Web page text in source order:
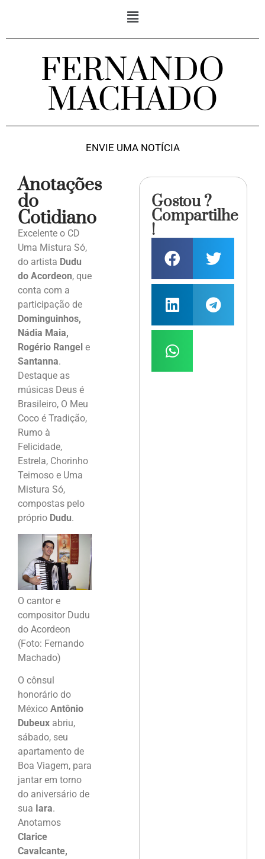
FERNANDO
MACHADO
ENVIE UMA NOTÍCIA
Anotações
do
Cotidiano
Excelente o CD
Uma Mistura Só,
do artista Dudu
do Acordeon, que
conta com a
participação de
Dominguinhos,
Nádia Maia,
Rogério Rangel e
Santanna.
Destaque as
músicas Deus é
Brasileiro, O Meu
Coco é Tradição,
Rumo à
Felicidade,
Estrela, Chorinho
Teimoso e Uma
Mistura Só,
compostas pelo
próprio Dudu.
O cantor e
compositor Dudu
do Acordeon
(Foto: Fernando
Machado)
O cônsul
honorário do
México Antônio
Dubeux abriu,
sábado, seu
apartamento de
Boa Viagem, para
jantar em torno
do aniversário de
sua Iara.
Anotamos
Clarice
Cavalcante,
Gostou ?
Compartilhe
!